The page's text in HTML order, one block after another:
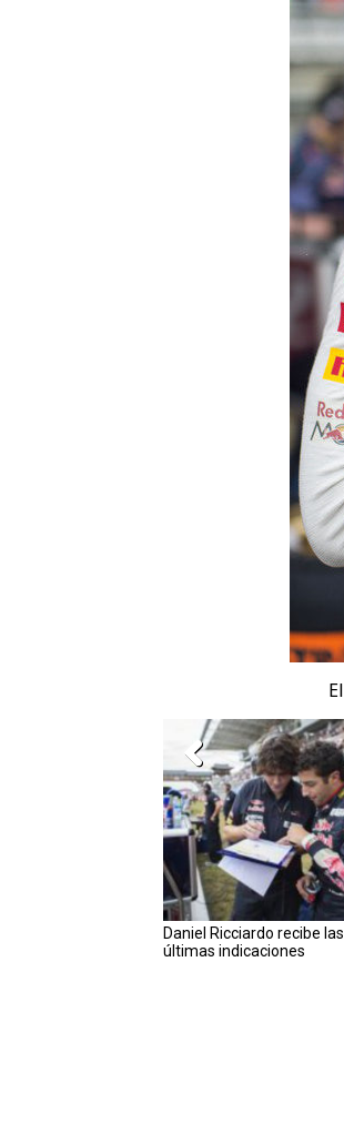
Daniel Ricciardo recibe las
últimas indicaciones